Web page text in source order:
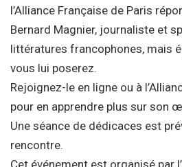
l’Alliance Française de Paris
Bernard Magnier, journaliste et
littératures francophones, mais
vous lui poserez.
Rejoignez-le en ligne ou à
pour en apprendre plus sur son
Une séance de dédicaces est
rencontre.
Cet événement est organisé par